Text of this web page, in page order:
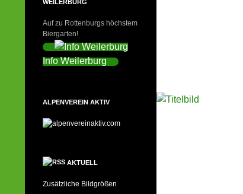
WEILERBURG
Auf zu Rottenburgs höchstem
Biergarten!
Info Weilerburg
ALPENVEREIN AKTIV
AKTUELL
Zusätzliche Bildgrößen